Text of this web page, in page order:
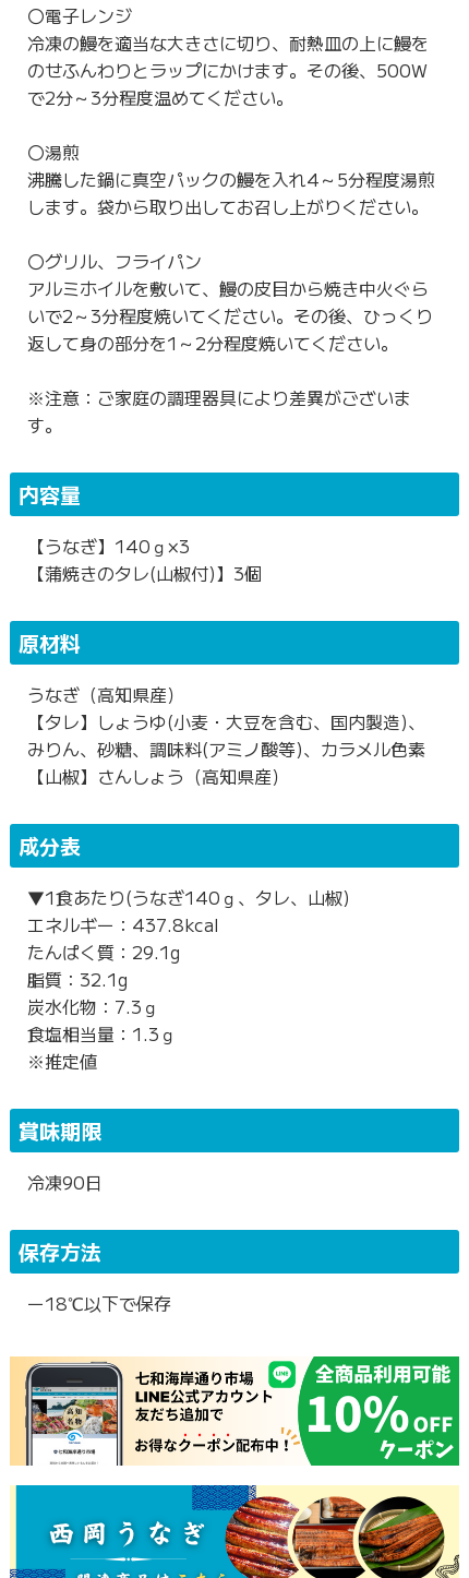
〇電子レンジ
冷凍の鰻を適当な大きさに切り、耐熱皿の上に鰻を
のせふんわりとラップにかけます。その後、500W
で2分～3分程度温めてください。
〇湯煎
沸騰した鍋に真空パックの鰻を入れ4～5分程度湯煎
します。袋から取り出してお召し上がりください。
〇グリル、フライパン
アルミホイルを敷いて、鰻の皮目から焼き中火ぐら
いで2～3分程度焼いてください。その後、ひっくり
返して身の部分を1～2分程度焼いてください。
※注意：ご家庭の調理器具により差異がございま
す。
内容量
【うなぎ】140ｇ×3
【蒲焼きのタレ(山椒付)】3個
原材料
うなぎ（高知県産）
【タレ】しょうゆ(小麦・大豆を含む、国内製造)、
みりん、砂糖、調味料(アミノ酸等)、カラメル色素
【山椒】さんしょう（高知県産）
成分表
▼1食あたり(うなぎ140ｇ、タレ、山椒)
エネルギー：437.8kcal
たんぱく質：29.1g
脂質：32.1g
炭水化物：7.3ｇ
食塩相当量：1.3ｇ
※推定値
賞味期限
冷凍90日
保存方法
ー18℃以下で保存